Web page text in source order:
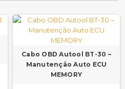
Cabo OBD Autool BT-30 –
Manutenção Auto ECU
MEMORY